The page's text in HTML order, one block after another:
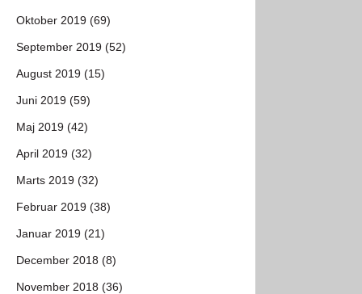
Oktober 2019 (69)
September 2019 (52)
August 2019 (15)
Juni 2019 (59)
Maj 2019 (42)
April 2019 (32)
Marts 2019 (32)
Februar 2019 (38)
Januar 2019 (21)
December 2018 (8)
November 2018 (36)